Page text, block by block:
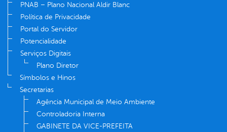
PNAB – Plano Nacional Aldir Blanc
Política de Privacidade
Portal do Servidor
Potencialidade
Serviços Digitais
Plano Diretor
Símbolos e Hinos
Secretarias
Agência Municipal de Meio Ambiente
Controladoria Interna
GABINETE DA VICE-PREFEITA